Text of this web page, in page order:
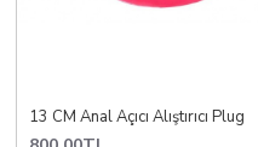
13 CM Anal Açıcı Alıştırıcı Plug